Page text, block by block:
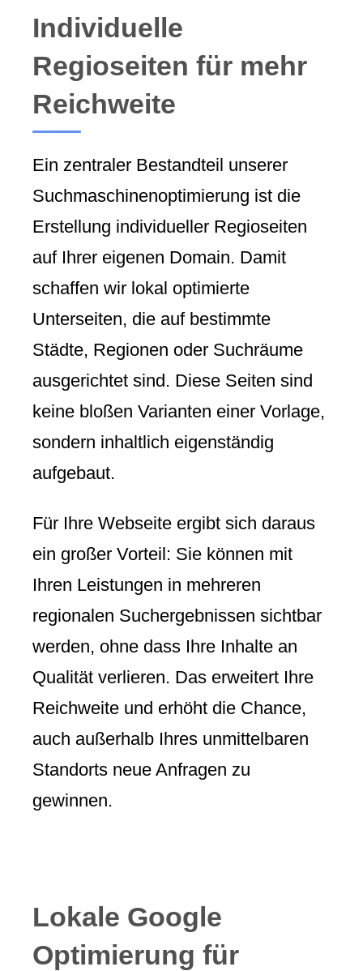
Individuelle
Regioseiten für mehr
Reichweite
Ein zentraler Bestandteil unserer
Suchmaschinenoptimierung ist die
Erstellung individueller Regioseiten
auf Ihrer eigenen Domain. Damit
schaffen wir lokal optimierte
Unterseiten, die auf bestimmte
Städte, Regionen oder Suchräume
ausgerichtet sind. Diese Seiten sind
keine bloßen Varianten einer Vorlage,
sondern inhaltlich eigenständig
aufgebaut.
Für Ihre Webseite ergibt sich daraus
ein großer Vorteil: Sie können mit
Ihren Leistungen in mehreren
regionalen Suchergebnissen sichtbar
werden, ohne dass Ihre Inhalte an
Qualität verlieren. Das erweitert Ihre
Reichweite und erhöht die Chance,
auch außerhalb Ihres unmittelbaren
Standorts neue Anfragen zu
gewinnen.
Lokale Google
Optimierung für